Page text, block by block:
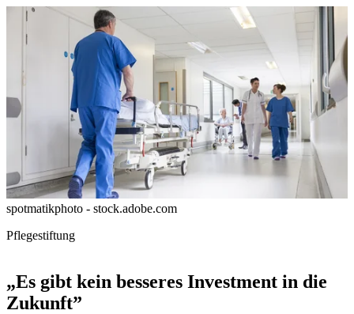
spotmatikphoto - stock.adobe.com
Pflegestiftung
„Es gibt kein besseres Investment in die
Zukunft”